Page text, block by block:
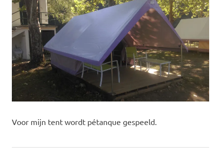
Voor mijn tent wordt pétanque gespeeld.